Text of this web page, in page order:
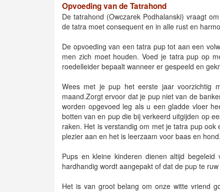
Opvoeding van de Tatrahond
De tatrahond (Owczarek Podhalanski) vraagt
de tatra moet consequent en in alle rust en
De opvoeding van een tatra pup tot aan een
men zich moet houden. Voed je tatra pup op
roedelleider bepaalt wanneer er gespeeld en
Wees met je pup het eerste jaar voorzichtig
maand.Zorgt ervoor dat je pup niet van de
worden opgevoed leg als u een gladde vloer
botten van en pup die bij verkeerd uitgijden op
raken. Het is verstandig om met je tatra pup
plezier aan en het is leerzaam voor baas en
Pups en kleine kinderen dienen altijd
hardhandig wordt aangepakt of dat de pup te
Het is van groot belang om onze witte vriend